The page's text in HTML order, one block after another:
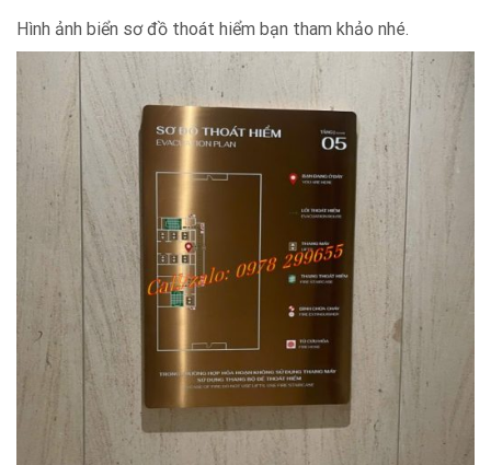
Hình ảnh biển sơ đồ thoát hiểm bạn tham khảo nhé.